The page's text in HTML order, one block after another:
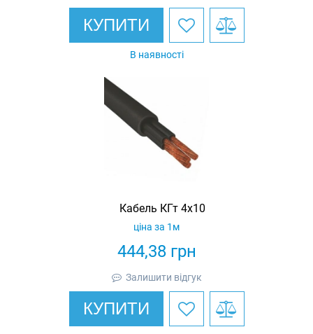
КУПИТИ
В наявності
Кабель КГт 4х10
444,38грн
ціна за 1м
Залишити відгук
КУПИТИ